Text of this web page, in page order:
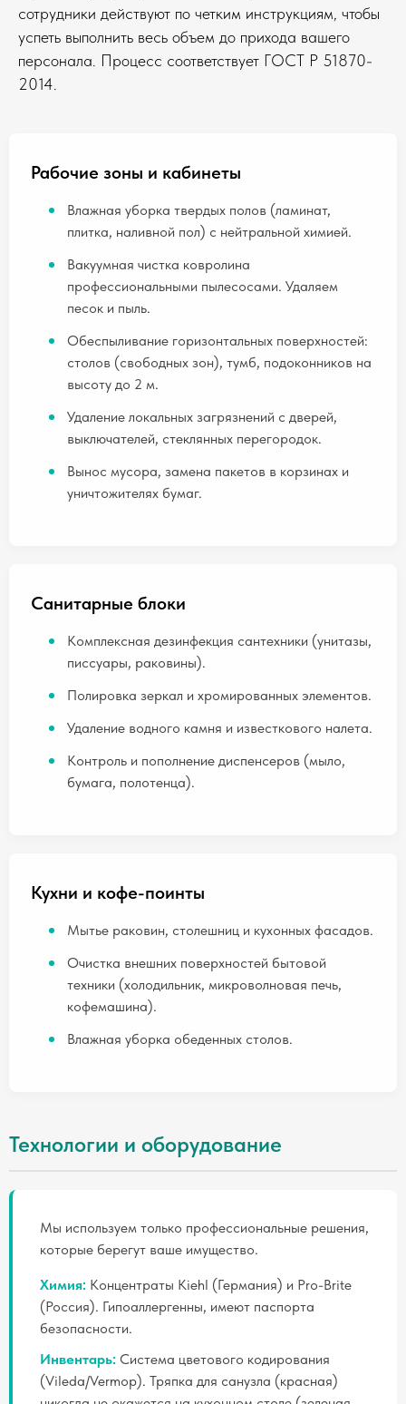
сотрудники действуют по четким инструкциям, чтобы
успеть выполнить весь объем до прихода вашего
персонала. Процесс соответствует ГОСТ Р 51870-
2014.
Рабочие зоны и кабинеты
Влажная уборка твердых полов (ламинат,
плитка, наливной пол) с нейтральной химией.
Вакуумная чистка ковролина
профессиональными пылесосами. Удаляем
песок и пыль.
Обеспыливание горизонтальных поверхностей:
столов (свободных зон), тумб, подоконников на
высоту до 2 м.
Удаление локальных загрязнений с дверей,
выключателей, стеклянных перегородок.
Вынос мусора, замена пакетов в корзинах и
уничтожителях бумаг.
Санитарные блоки
Комплексная дезинфекция сантехники (унитазы,
писсуары, раковины).
Полировка зеркал и хромированных элементов.
Удаление водного камня и известкового налета.
Контроль и пополнение диспенсеров (мыло,
бумага, полотенца).
Кухни и кофе-поинты
Мытье раковин, столешниц и кухонных фасадов.
Очистка внешних поверхностей бытовой
техники (холодильник, микроволновая печь,
кофемашина).
Влажная уборка обеденных столов.
Технологии и оборудование
Мы используем только профессиональные решения,
которые берегут ваше имущество.
Химия: Концентраты Kiehl (Германия) и Pro-Brite
(Россия). Гипоаллергенны, имеют паспорта
безопасности.
Инвентарь: Система цветового кодирования
(Vileda/Vermop). Тряпка для санузла (красная)